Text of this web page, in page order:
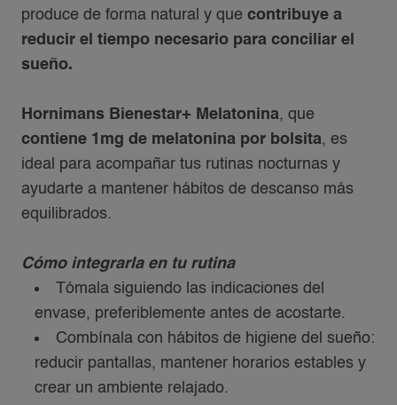
produce de forma natural y que contribuye a
reducir el tiempo necesario para conciliar el
sueño.
Hornimans Bienestar+ Melatonina, que
contiene 1mg de melatonina por bolsita, es
ideal para acompañar tus rutinas nocturnas y
ayudarte a mantener hábitos de descanso más
equilibrados.
Cómo integrarla en tu rutina​
Tómala siguiendo las indicaciones del
envase, preferiblemente antes de acostarte.​
Combínala con hábitos de higiene del sueño:
reducir pantallas, mantener horarios estables y
crear un ambiente relajado.​